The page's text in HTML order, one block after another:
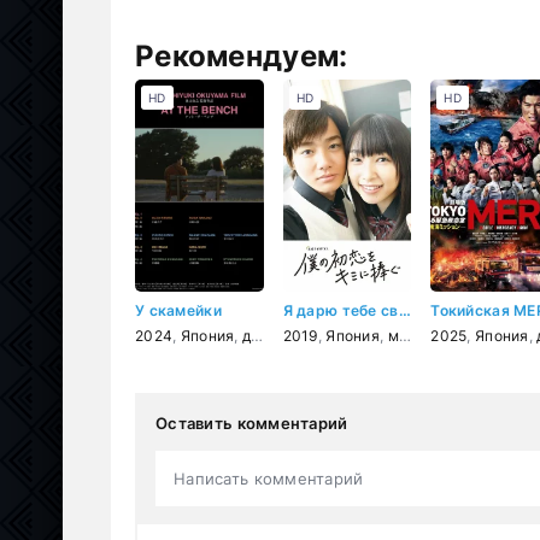
Рекомендуем:
У скамейки
2024 Япония драма
HD
Я дарю тебе свою первую любовь
2019 Япония мелодрама
HD
2025 Япония
HD
Оставить комментарий
Написать комментарий